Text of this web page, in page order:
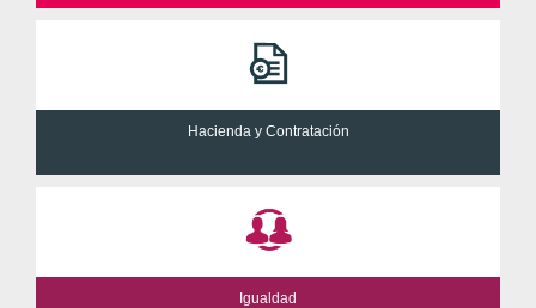
Hacienda y Contratación
Igualdad